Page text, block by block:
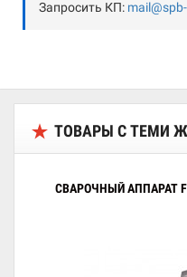
Запросить КП:
ТОВАРЫ С ТЕМИ
СВАРОЧНЫЙ АППАРАТ